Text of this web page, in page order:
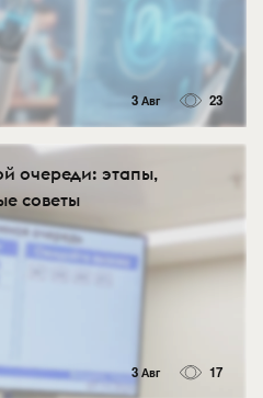
3 Авг 23
очереди: этапы,
советы
3 Авг 17